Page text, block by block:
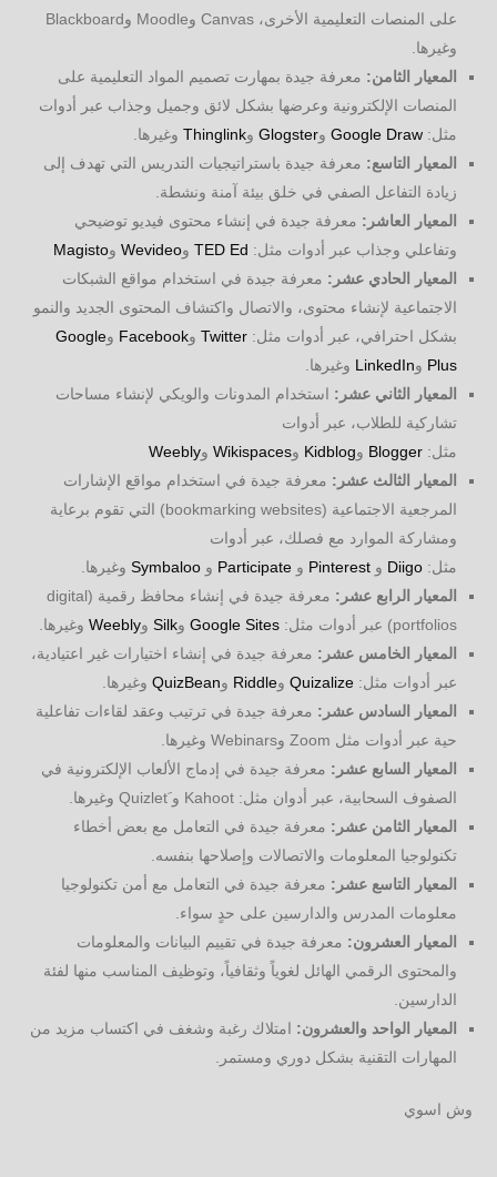
على المنصات التعليمية الأخرى، Canvas وMoodle وBlackboard
وغيرها.
المعيار الثامن: معرفة جيدة بمهارت تصميم المواد التعليمية على
المنصات الإلكترونية وعرضها بشكل لائق وجميل وجذاب عبر أدوات
مثل: Google Draw وGlogster وThinglink وغيرها.
المعيار التاسع: معرفة جيدة باستراتيجيات التدريس التي تهدف إلى
زيادة التفاعل الصفي في خلق بيئة آمنة ونشطة.
المعيار العاشر: معرفة جيدة في إنشاء محتوى فيديو توضيحي
وتفاعلي وجذاب عبر أدوات مثل: TED Ed وWevideo وMagisto
المعيار الحادي عشر: معرفة جيدة في استخدام مواقع الشبكات
الاجتماعية لإنشاء محتوى، والاتصال واكتشاف المحتوى الجديد والنمو
بشكل احترافي، عبر أدوات مثل: Twitter وFacebook وGoogle
Plus وLinkedIn وغيرها.
المعيار الثاني عشر: استخدام المدونات والويكي لإنشاء مساحات
تشاركية للطلاب، عبر أدوات
مثل: Blogger وKidblog وWikispaces وWeebly
المعيار الثالث عشر: معرفة جيدة في استخدام مواقع الإشارات
المرجعية الاجتماعية (bookmarking websites) التي تقوم برعاية
ومشاركة الموارد مع فصلك، عبر أدوات
مثل: Diigo و Pinterest و Participate و Symbaloo وغيرها.
المعيار الرابع عشر:
معرفة جيدة في إنشاء محافظ رقمية (digital
portfolios) عبر أدوات مثل:
Google Sites وSilk وWeebly وغيرها.
المعيار الخامس عشر: معرفة جيدة في إنشاء اختيارات غير اعتيادية،
عبر أدوات مثل: Quizalize وRiddle وQuizBean وغيرها.
المعيار السادس عشر: معرفة جيدة في ترتيب وعقد لقاءات تفاعلية
حية عبر أدوات مثل Zoom وWebinars وغيرها.
المعيار السابع عشر: معرفة جيدة في إدماج الألعاب الإلكترونية في
الصفوف السحابية، عبر أدوان مثل: Kahoot و َQuizlet وغيرها.
المعيار الثامن عشر: معرفة جيدة في التعامل مع بعض أخطاء
تكنولوجيا المعلومات والاتصالات وإصلاحها بنفسه.
المعيار التاسع عشر: معرفة جيدة في التعامل مع أمن تكنولوجيا
معلومات المدرس والدارسين على حدٍ سواء.
المعيار العشرون: معرفة جيدة في تقييم البيانات والمعلومات
والمحتوى الرقمي الهائل لغوياً وثقافياً، وتوظيف المناسب منها لفئة
الدارسين.
المعيار الواحد والعشرون: امتلاك رغبة وشغف في اكتساب مزيد من
المهارات التقنية بشكل دوري ومستمر.
وش اسوي